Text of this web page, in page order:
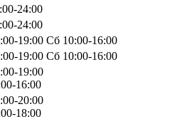
24:00
24:00
19:00 Сб 10:00-16:00
19:00 Сб 10:00-16:00
19:00
16:00
20:00
18:00